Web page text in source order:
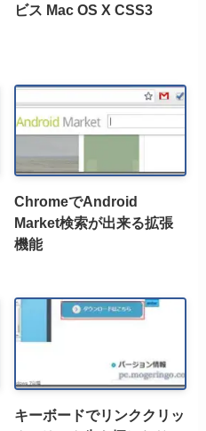
ビス Mac OS X CSS3
ChromeでAndroid
Market検索が出来る拡張
機能
キーボードでリンククリッ